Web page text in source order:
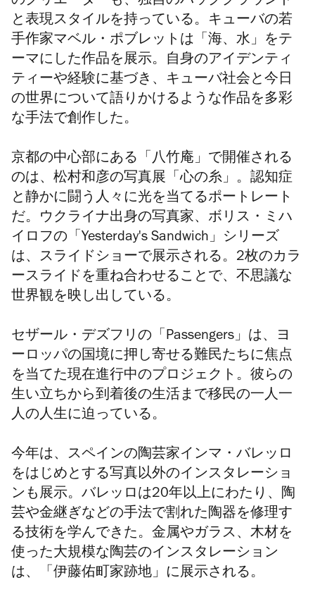
と表現スタイルを持っている。キューバの若
手作家マベル・ポブレットは「海、水」をテ
ーマにした作品を展示。自身のアイデンティ
ティーや経験に基づき、キューバ社会と今日
の世界について語りかけるような作品を多彩
な手法で創作した。
京都の中心部にある「八竹庵」で開催される
のは、松村和彦の写真展「心の糸」。認知症
と静かに闘う人々に光を当てるポートレート
だ。 ウクライナ出身の写真家、ボリス・ミハ
イロフの「Yesterday's Sandwich」シリーズ
は、スライドショーで展示される。 2枚のカラ
ースライドを重ね合わせることで、不思議な
世界観を映し出している。
セザール・デズフリ の「Passengers」は、
ヨ
ーロッパの国境に押し寄せる難民たちに焦点
を当てた現在進行中のプロジェクト。 彼らの
生い立ちから到着後の生活まで移民の一人一
人の人生に迫っている。
今年は、スペインの陶芸家インマ・バレッロ
をはじめとする写真以外のインスタレーショ
ンも展示。バレッロは20年以上にわたり、 陶
芸や金継ぎなどの手法で割れた陶器を修理す
る技術を学んできた。金属やガラス、木材を
使った大規模な陶芸のインスタレーション
は、「伊藤佑町家跡地」に展示される。